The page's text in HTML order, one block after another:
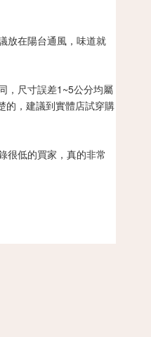
放在陽台通風，味道就
，尺寸誤差1~5公分均屬
的，建議到實體店試穿購
很低的買家，真的非常